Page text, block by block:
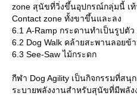
zone สุนัขที่วิ่งขึ้นอุปกรณ์กลุ่มนี้ เ
Contact zone ทั้งขาขึ้นและลง
6.1 A-Ramp กระดานทำเป็นรูปตัว
6.2 Dog Walk คล้ายสะพานลอยข้
6.3 See-Saw ไม้กระดก
กีฬา Dog Agility เป็นกิจกรรมที่สนุ
ระบายพลังงานสำหรับสุนัขที่มีพลัง